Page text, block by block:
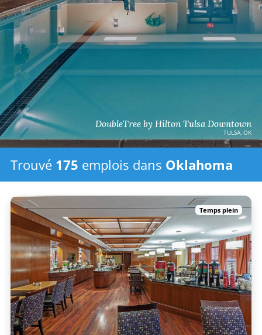
DoubleTree by Hilton Tulsa Downtown
TULSA, OK
Trouvé 175 emplois dans Oklahoma
Temps plein